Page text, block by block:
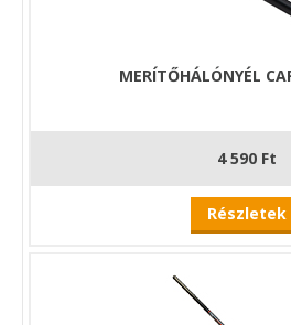
MERÍTŐHÁLÓNYÉL
4 590 Ft
Részletek